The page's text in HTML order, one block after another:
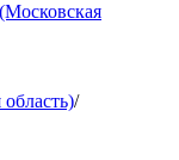
/